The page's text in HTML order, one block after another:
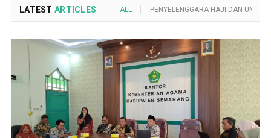
LATEST ARTICLES ALL PENYELENGGARA HAJI DAN UMROH